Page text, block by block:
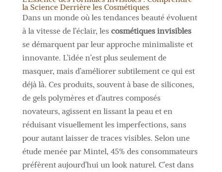
la Science Derrière les Cosmétiques
Dans un monde où les tendances beauté évoluent
à la vitesse de l’éclair, les cosmétiques invisibles
se démarquent par leur approche minimaliste et
innovante. L’idée n’est plus seulement de
masquer, mais d’améliorer subtilement ce qui est
déjà là. Ces produits, souvent à base de silicones,
de gels polymères et d’autres composés
novateurs, agissent en lissant la peau et en
réduisant visuellement les imperfections, sans
pour autant laisser de traces visibles. Selon une
étude menée par Mintel, 45% des consommateurs
préfèrent aujourd’hui un look naturel. C’est dans